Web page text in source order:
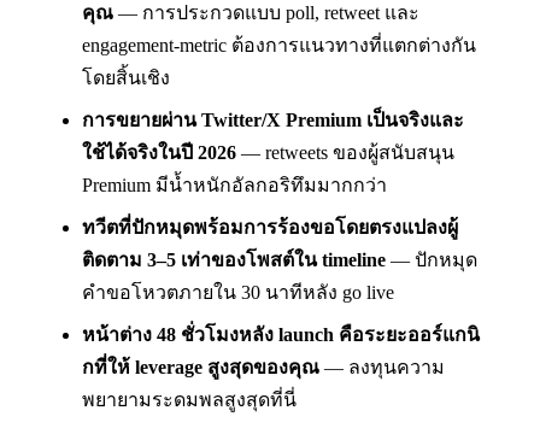
คุณ — การประกวดแบบ poll, retweet และ
engagement-metric ต้องการแนวทางที่แตกต่างกัน
โดยสิ้นเชิง
การขยายผ่าน Twitter/X Premium เป็นจริงและ
ใช้ได้จริงในปี 2026 — retweets ของผู้สนับสนุน
Premium มีน้ำหนักอัลกอริทึมมากกว่า
ทวีตที่ปักหมุดพร้อมการร้องขอโดยตรงแปลงผู้
ติดตาม 3–5 เท่าของโพสต์ใน timeline — ปักหมุด
คำขอโหวตภายใน 30 นาทีหลัง go live
หน้าต่าง 48 ชั่วโมงหลัง launch คือระยะออร์แกนิ
กที่ให้ leverage สูงสุดของคุณ — ลงทุนความ
พยายามระดมพลสูงสุดที่นี่